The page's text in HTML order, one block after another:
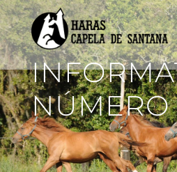
NÚMERO